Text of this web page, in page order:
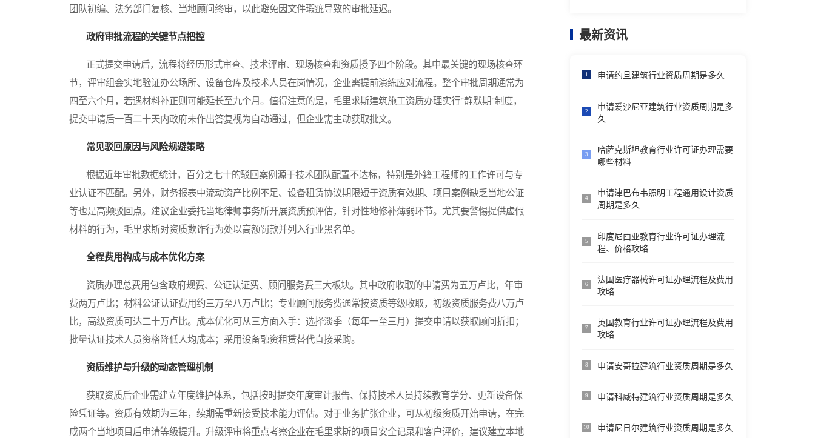
团队初编、法务部门复核、当地顾问终审，以此避免因文件瑕疵导致的审批延迟。
政府审批流程的关键节点把控
正式提交申请后，流程将经历形式审查、技术评审、现场核查和资质授予四个阶段。其中最关键的现场核查环
节，评审组会实地验证办公场所、设备仓库及技术人员在岗情况，企业需提前演练应对流程。整个审批周期通常为
四至六个月，若遇材料补正则可能延长至九个月。值得注意的是，毛里求斯建筑施工资质办理实行"静默期"制度，
提交申请后一百二十天内政府未作出答复视为自动通过，但企业需主动获取批文。
常见驳回原因与风险规避策略
根据近年审批数据统计，百分之七十的驳回案例源于技术团队配置不达标，特别是外籍工程师的工作许可与专
业认证不匹配。另外，财务报表中流动资产比例不足、设备租赁协议期限短于资质有效期、项目案例缺乏当地公证
等也是高频驳回点。建议企业委托当地律师事务所开展资质预评估，针对性地修补薄弱环节。尤其要警惕提供虚假
材料的行为，毛里求斯对资质欺诈行为处以高额罚款并列入行业黑名单。
全程费用构成与成本优化方案
资质办理总费用包含政府规费、公证认证费、顾问服务费三大板块。其中政府收取的申请费为五万卢比，年审
费两万卢比；材料公证认证费用约三万至八万卢比；专业顾问服务费通常按资质等级收取，初级资质服务费八万卢
比，高级资质可达二十万卢比。成本优化可从三方面入手：选择淡季（每年一至三月）提交申请以获取顾问折扣；
批量认证技术人员资格降低人均成本；采用设备融资租赁替代直接采购。
资质维护与升级的动态管理机制
获取资质后企业需建立年度维护体系，包括按时提交年度审计报告、保持技术人员持续教育学分、更新设备保
险凭证等。资质有效期为三年，续期需重新接受技术能力评估。对于业务扩张企业，可从初级资质开始申请，在完
成两个当地项目后申请等级提升。升级评审将重点考察企业在毛里求斯的项目安全记录和客户评价，建议建立本地
最新资讯
1 申请约旦建筑行业资质周期是多久
2
申请爱沙尼亚建筑行业资质周期是多
久
3
哈萨克斯坦教育行业许可证办理需要
哪些材料
4
申请津巴布韦照明工程通用设计资质
周期是多久
5
印度尼西亚教育行业许可证办理流
程、价格攻略
6
法国医疗器械许可证办理流程及费用
攻略
7
英国教育行业许可证办理流程及费用
攻略
8 申请安哥拉建筑行业资质周期是多久
9 申请科威特建筑行业资质周期是多久
10 申请尼日尔建筑行业资质周期是多久